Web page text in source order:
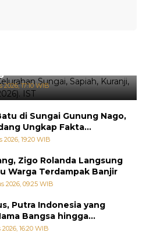
15 Titik Banjir Terdeteksi di
17:10 WIB
di Sungai Gunung Nago,
Ungkap Fakta
19:20 WIB
Zigo Rolanda Langsung
Warga Terdampak Banjir
2026, 09:25 WIB
Putra Indonesia yang
Bangsa hingga
Buku Jepang
16:20 WIB